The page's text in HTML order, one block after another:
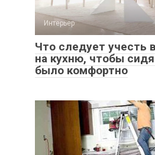
Интерьер
Что следует учесть
на кухню, чтобы
было комфортно